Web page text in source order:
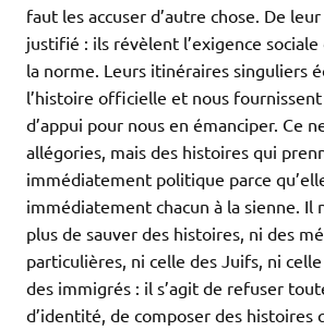
faut les accuser d’autre chose. De
justifié : ils révèlent l’exigence
la norme. Leurs itinéraires singuliers
l’histoire officielle et nous
d’appui pour nous en émanciper. Ce
allégories, mais des histoires qui
immédiatement politique parce
immédiatement chacun à la sienne. Il
plus de sauver des histoires, ni des
particulières, ni celle des Juifs, ni
des immigrés : il s’agit de refuser
d’identité, de composer des histoires